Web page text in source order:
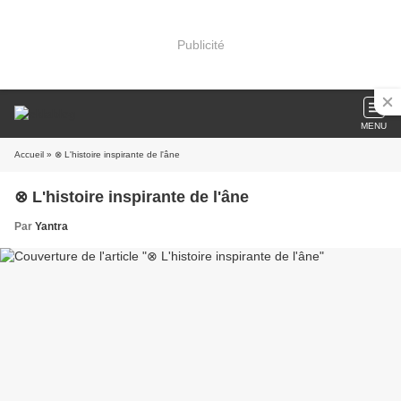
Publicité
MENU
Accueil » ⊗ L'histoire inspirante de l'âne
⊗ L'histoire inspirante de l'âne
Par Yantra